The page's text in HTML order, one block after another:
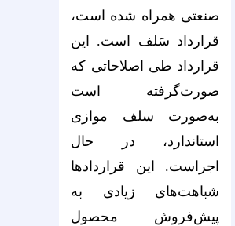
صنعتی همراه شده است،
قرارداد سَلف است. این
قرارداد طی اصلاحاتی که
صورت‌گرفته است
به‌صورت سلف موازی
استاندارد، در حال
اجراست. این قرارداد‌ها
شباهت‌های زیادی به
پیش‌‌‌‌‌‌‌‌‌‌‌‌‌‌‌‌‌‌‌‌‌‌‌‌‌‌‌‌‌‌‌‌‌‌‌‌‌‌‌‌‌‌‌‌‌‌‌‌‌‌‌‌‌‌‌‌‌‌‌‌‌‌‌‌فروش محصول